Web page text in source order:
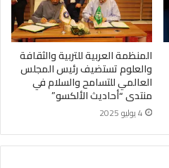
المنظمة العربية للتربية والثقافة
والعلوم تستضيف رئيس المجلس
العالمي للتسامح والسلام في
منتدى “أحاديث الألكسو”
4 يوليو 2025